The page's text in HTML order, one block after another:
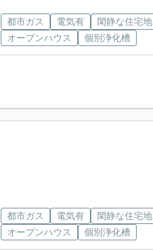
都市ガス 電気有
閑静な住宅地
オープンハウス
個別浄化槽
都市ガス 電気有
閑静な住宅地
オープンハウス
個別浄化槽